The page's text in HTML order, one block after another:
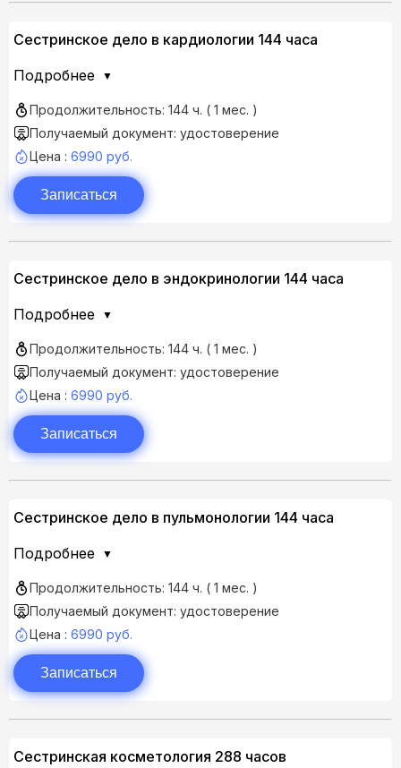
Сестринское дело в кардиологии 144 часа
Подробнее
Продолжительность: 144 ч. ( 1 мес. )
Получаемый документ: удостоверение
Цена : 6990 руб.
Записаться
Сестринское дело в эндокринологии 144 часа
Подробнее
Продолжительность: 144 ч. ( 1 мес. )
Получаемый документ: удостоверение
Цена : 6990 руб.
Записаться
Сестринское дело в пульмонологии 144 часа
Подробнее
Продолжительность: 144 ч. ( 1 мес. )
Получаемый документ: удостоверение
Цена : 6990 руб.
Записаться
Сестринская косметология 288 часов